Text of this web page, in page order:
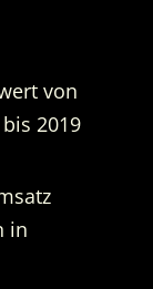
von
2019
in